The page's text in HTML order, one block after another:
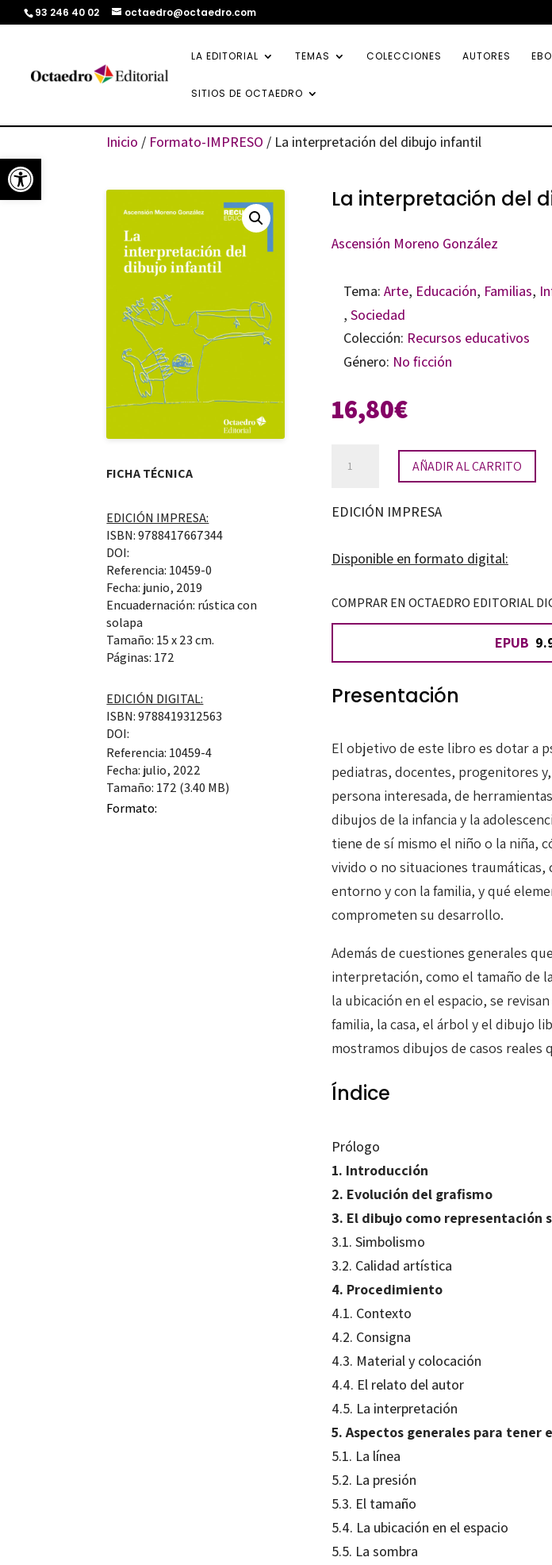
Abrir barra de herramientas
93 246 40 02 octaedro@octaedro.com
LA EDITORIAL TEMAS COLECCIONES AUTORES
SITIOS DE OCTAEDRO
Inicio / Formato-IMPRESO / La interpretación del dibujo infantil
FICHA TÉCNICA
EDICIÓN IMPRESA:
ISBN: 9788417667344
DOI:
Referencia: 10459-0
Fecha: junio, 2019
Encuadernación: rústica con
solapa
Tamaño: 15 x 23 cm.
Páginas: 172
EDICIÓN DIGITAL:
ISBN: 9788419312563
DOI:
Referencia: 10459-4
Fecha: julio, 2022
Tamaño: 172 (3.40 MB)
Formato:
La interpretación del
Ascensión Moreno González
Tema: Arte, Educación, Familias,
, Sociedad
Colección: Recursos educativos
Género: No ficción
16,80€
interpretación
del
infantil
AÑADIR AL CARRITO
EDICIÓN IMPRESA
Disponible en formato digital:
COMPRAR EN OCTAEDRO EDITORIAL
EPUB
Presentación
El objetivo de este libro es dotar a
pediatras, docentes, progenitores
persona interesada, de
dibujos de la infancia y la
tiene de sí mismo el niño o la niña,
vivido o no situaciones traumáticas,
entorno y con la familia, y qué
comprometen su desarrollo.
Además de cuestiones generales
interpretación, como el tamaño de
la ubicación en el espacio, se
familia, la casa, el árbol y el dibujo
mostramos dibujos de casos reales
Índice
Prólogo
1. Introducción
2. Evolución del grafismo
3. El dibujo como representación
3.1. Simbolismo
3.2. Calidad artística
4. Procedimiento
4.1. Contexto
4.2. Consigna
4.3. Material y colocación
4.4. El relato del autor
4.5. La interpretación
5. Aspectos generales para tener
5.1. La línea
5.2. La presión
5.3. El tamaño
5.4. La ubicación en el espacio
5.5. La sombra